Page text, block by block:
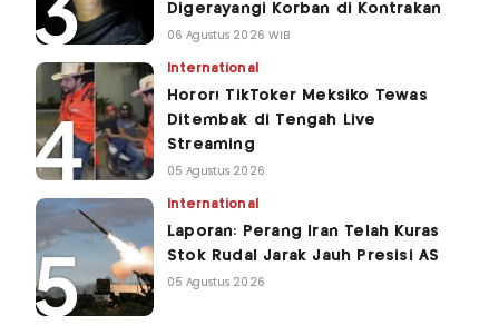
Digerayangi Korban di Kontrakan
06 Agustus 2026 WIB
International
Horor! TikToker Meksiko Tewas
Ditembak di Tengah Live
Streaming
05 Agustus 2026
International
Laporan: Perang Iran Telah Kuras
Stok Rudal Jarak Jauh Presisi AS
05 Agustus 2026